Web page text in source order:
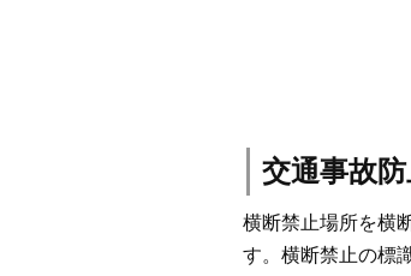
交通事故
横断禁止場所を横
す。横断禁止の標